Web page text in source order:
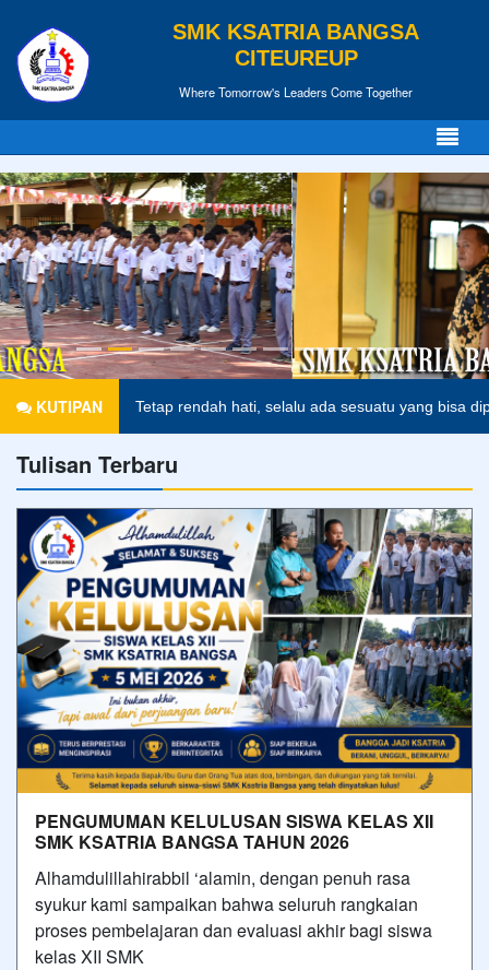
SMK KSATRIA BANGSA
CITEUREUP
Where Tomorrow's Leaders Come Together
KUTIPAN
anonim Tetap rendah hati, selalu ada sesuatu yang bisa
Tulisan Terbaru
PENGUMUMAN KELULUSAN SISWA KELAS XII
SMK KSATRIA BANGSA TAHUN 2026
Alhamdulillahirabbil ‘alamin, dengan penuh rasa
syukur kami sampaikan bahwa seluruh rangkaian
proses pembelajaran dan evaluasi akhir bagi siswa
kelas XII SMK